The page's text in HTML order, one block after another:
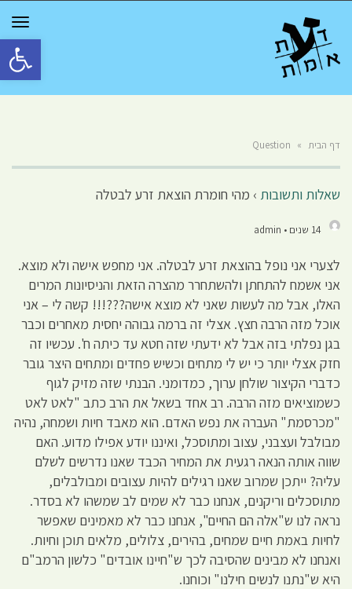
פתח
דף הבית »
Question
שאלות ותשובות › מהי חומרת הוצאת זרע לבטלה
14 שנים • admin
לצערי אני נופל בהוצאת זרע לבטלה. אני מחפש אישה ולא מוצא.
אני אשמח להתחתן ולהשתחרר מהצרה הזאת והניסיונות המרים
האלו, אבל מה לעשות שאני לא מוצא אישה???!!! קשה לי – אני
אוכל מזה הרבה חצץ. אצלי זה ברמה גבוהה יחסית מאחרים וכבר
בגן נפלתי בזה אבל לא ידעתי שזה חטא עד כיתה ח'. עכשיו זה
חזק אצלי יותר כי יש לי מתחים וכשיש פחדים ומתחים היצר גובר
כדברי הקיצור שולחן ערוך, כמדומני. הבנתי שזה מזיק לגוף
כשמוציאים מזה הרבה. רב אחד בשאל את הרב כתב "לאט לאט
"מכרסמת" העברה את נפש האדם. הוא מאבד חיות ושמחה, נהיה
מבולבל ועצבני, עצוב ומתוסכל, ואיננו יודע אפילו מדוע. האם
שווה אותה הנאה רגעית את המחיר הכבד שאנו נדרשים לשלם
עליה? ייתכן שמרוב שאנו רגילים להיות עצובים ומבולבלים,
מתוסכלים וריקנים, אנחנו כבר לא שמים לב שמשהו לא בסדר.
נראה לנו ש"אלה הם החיים", אנחנו כבר לא מאמינים שאפשר
לחיות באמת חיים שמחים, בהירים, צלולים, מלאים תוכן וחיות.
ואנחנו לא מבינים שהסיבה לכך ש"חיינו אובדים" כלשון הרמב"ם
היא ש"נתנו לנשים חילנו" וכוחנו.